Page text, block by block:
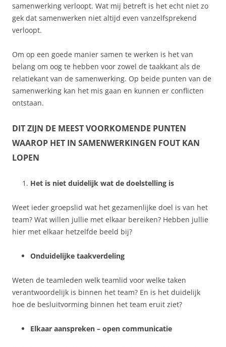
samenwerking verloopt. Wat mij betreft is het echt niet zo
gek dat samenwerken niet altijd even vanzelfsprekend
verloopt.
Om op een goede manier samen te werken is het van
belang om oog te hebben voor zowel de taakkant als de
relatiekant van de samenwerking. Op beide punten van de
samenwerking kan het mis gaan en kunnen er conflicten
ontstaan.
DIT ZIJN DE MEEST VOORKOMENDE PUNTEN
WAAROP HET IN SAMENWERKINGEN FOUT KAN
LOPEN
Het is niet duidelijk wat de doelstelling is
Weet ieder groepslid wat het gezamenlijke doel is van het
team? Wat willen jullie met elkaar bereiken? Hebben jullie
hier met elkaar hetzelfde beeld bij?
Onduidelijke taakverdeling
Weten de teamleden welk teamlid voor welke taken
verantwoordelijk is binnen het team? En is het duidelijk
hoe de besluitvorming binnen het team eruit ziet?
Elkaar aanspreken – open communicatie